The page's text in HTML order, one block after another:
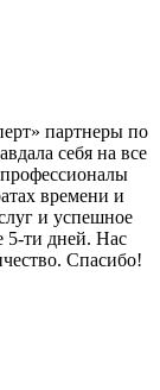
партнеры по
себя на все
времени и
и успешное
5-ти дней. Нас
Спасибо!